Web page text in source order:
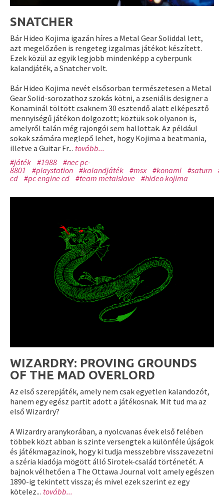
SNATCHER
Bár Hideo Kojima igazán híres a Metal Gear Soliddal lett,
azt megelőzően is rengeteg izgalmas játékot készített.
Ezek közül az egyik legjobb mindenképp a cyberpunk
kalandjáték, a Snatcher volt.
Bár Hideo Kojima nevét elsősorban természetesen a Metal
Gear Solid-sorozathoz szokás kötni, a zseniális designer a
Konaminál töltött csaknem 30 esztendő alatt elképesztő
mennyiségű játékon dolgozott; köztük sok olyanon is,
amelyről talán még rajongói sem hallottak. Az például
sokak számára meglepő lehet, hogy Kojima a beatmania,
illetve a Guitar Fr... tovább...
#játék #1988 #nec pc-
8801
#playstation #kalandjáték #msx #konami #saturn
cd #pc engine cd #team metalslave #hideo kojima
WIZARDRY: PROVING GROUNDS
OF THE MAD OVERLORD
Az első szerepjáték, amely nem csak egyetlen kalandozót,
hanem egy egész partit adott a játékosnak. Mit tud ma az
első Wizardry?
A Wizardry aranykorában, a nyolcvanas évek első felében
többek közt abban is szinte versengtek a különféle újságok
és játékmagazinok, hogy ki tudja messzebbre visszavezetni
a széria kiadója mögött álló Sirotek-család történetét. A
bajnok vélhetően a The Ottawa Journal volt amely egészen
1890-ig tekintett vissza; és mivel ezek szerint ez egy
kötelez... tovább...